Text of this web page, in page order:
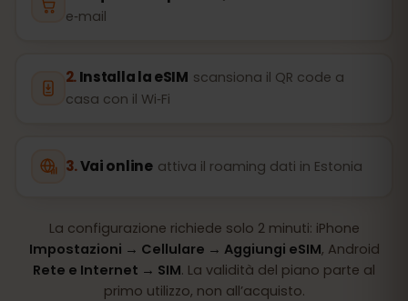
e‑mail
Installa la eSIM scansiona il QR code a
casa con il Wi‑Fi
Vai online attiva il roaming dati in Estonia
La configurazione richiede solo 2 minuti: iPhone
Impostazioni → Cellulare → Aggiungi eSIM, Android
Rete e Internet → SIM. La validità del piano parte al
primo utilizzo, non all’acquisto.